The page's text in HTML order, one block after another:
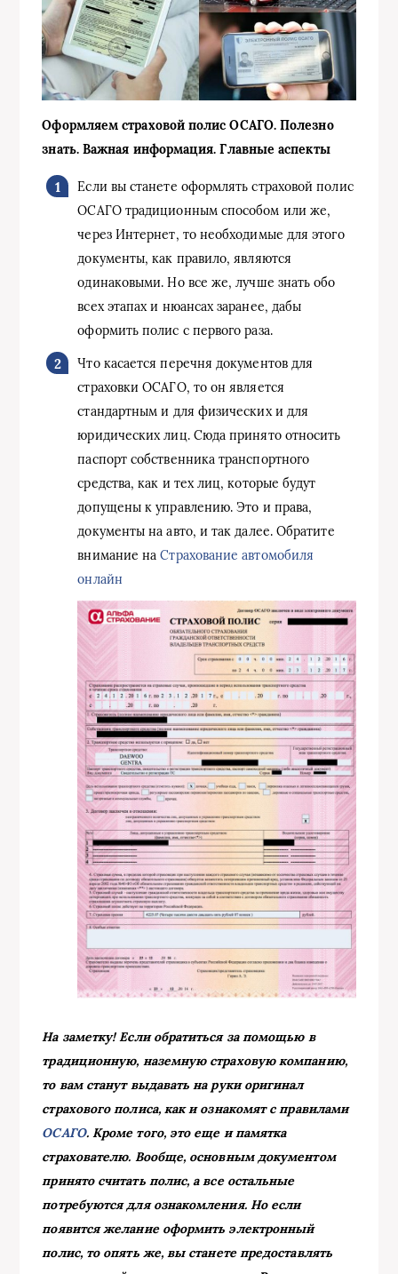
Оформляем страховой полис ОСАГО. Полезно
знать. Важная информация. Главные аспекты
Если вы станете оформлять страховой полис
ОСАГО традиционным способом или же,
через Интернет, то необходимые для этого
документы, как правило, являются
одинаковыми. Но все же, лучше знать обо
всех этапах и нюансах заранее, дабы
оформить полис с первого раза.
Что касается перечня документов для
страховки ОСАГО, то он является
стандартным и для физических и для
юридических лиц. Сюда принято относить
паспорт собственника транспортного
средства, как и тех лиц, которые будут
допущены к управлению. Это и права,
документы на авто, и так далее. Обратите
внимание наСтрахование автомобиля
онлайн
На заметку! Если обратиться за помощью в
традиционную, наземную страховую компанию,
то вам станут выдавать на руки оригинал
страхового полиса, как и ознакомят с правилами
ОСАГО. Кроме того, это еще и памятка
страхователю. Вообще, основным документом
принято считать полис, а все остальные
потребуются для ознакомления. Но если
появится желание оформить электронный
полис, то опять же, вы станете предоставлять